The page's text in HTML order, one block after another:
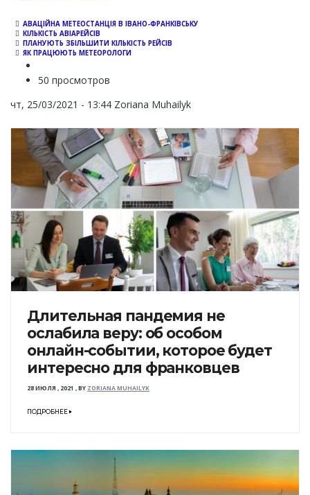
АВАЦІЙНА МЕТЕОСТАНЦІЯ В ІВАНО-ФРАНКІВСЬКУ
КІЛЬКІСТЬ АВІАРЕЙСІВ
ПЛАНУЮТЬ ЗБІЛЬШИТИ КІЛЬКІСТЬ РЕЙСІВ
ЯК ПРАЦЮЮТЬ МЕТЕОРОЛОГИ
50 просмотров
чт, 25/03/2021 - 13:44 Zoriana Muhailyk
Длительная пандемия не
ослабила веру: об особом
онлайн-событии, которое будет
интересно для франковцев
28 ИЮЛЯ , 2021 ,BY ZORIANA MUHAILYK
ПОДРОБНЕЕ